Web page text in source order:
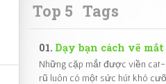
Top 5 Tags
Dạy bạn cách vẽ
Những cặp mắt được viền
rũ luôn có một sức hút khó